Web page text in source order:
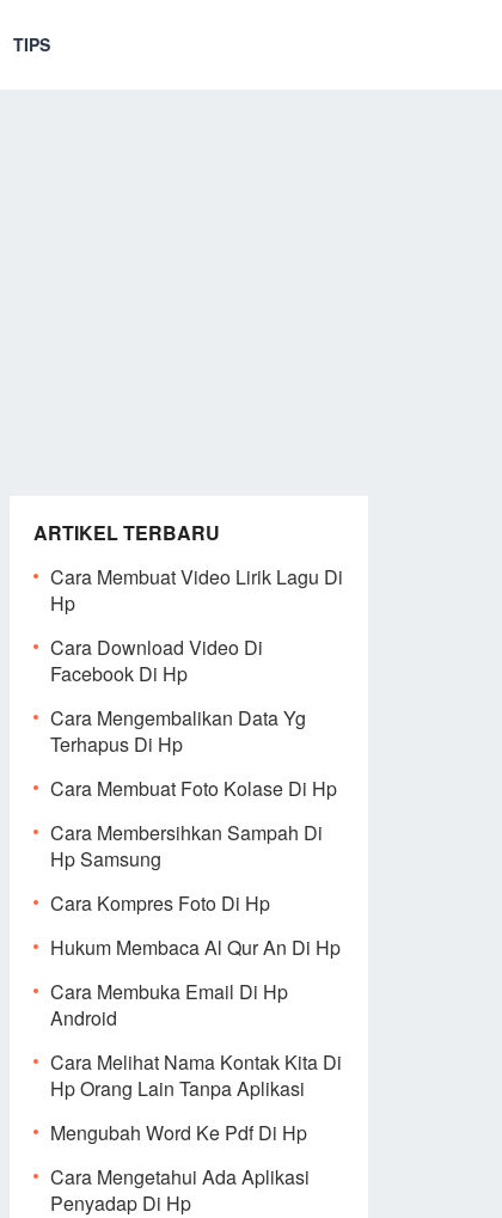
TIPS
ARTIKEL TERBARU
Cara Membuat Video Lirik Lagu Di
Hp
Cara Download Video Di
Facebook Di Hp
Cara Mengembalikan Data Yg
Terhapus Di Hp
Cara Membuat Foto Kolase Di Hp
Cara Membersihkan Sampah Di
Hp Samsung
Cara Kompres Foto Di Hp
Hukum Membaca Al Qur An Di Hp
Cara Membuka Email Di Hp
Android
Cara Melihat Nama Kontak Kita Di
Hp Orang Lain Tanpa Aplikasi
Mengubah Word Ke Pdf Di Hp
Cara Mengetahui Ada Aplikasi
Penyadap Di Hp